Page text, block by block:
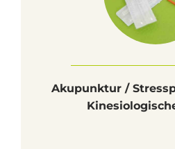
Akupunktur /